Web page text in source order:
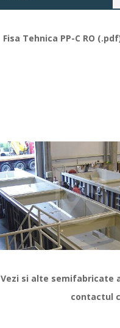
Fisa Tehnica PP-C RO
Vezi si alte semifabricate
contactul